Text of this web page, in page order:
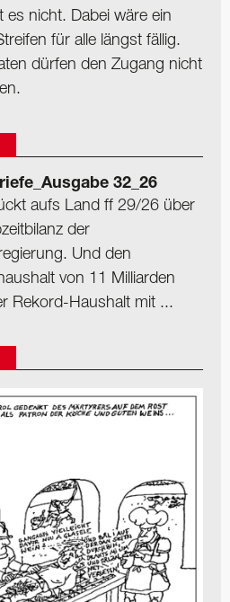
es nicht. Dabei wäre ein
für alle längst fällig.
dürfen den Zugang nicht
32_26
aufs Land ff 29/26 über
der
Und den
von 11 Milliarden
Rekord-Haushalt mit ...